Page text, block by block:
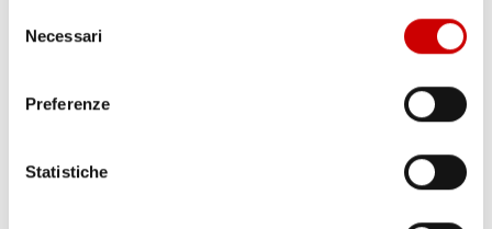
delNecessari
Preferenze
Statistiche
TRAGEDIA IERI AD ERCOLANO: UN OPERAIO E’ MORTO